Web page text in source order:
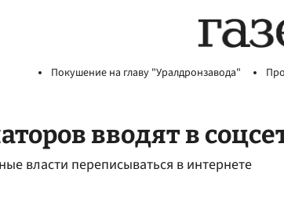
Покушение на главу "Уралдронзавода"
вводят в
власти переписываться в интернете